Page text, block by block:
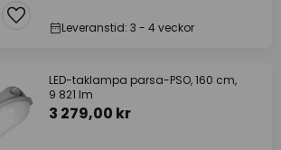
Leveranstid: 3 - 4 veckor
LED-taklampa parsa-PSO, 160 cm,
9 821 lm
3 279,00 kr